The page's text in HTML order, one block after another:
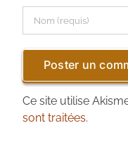
Ce site utilise
sont traitées.